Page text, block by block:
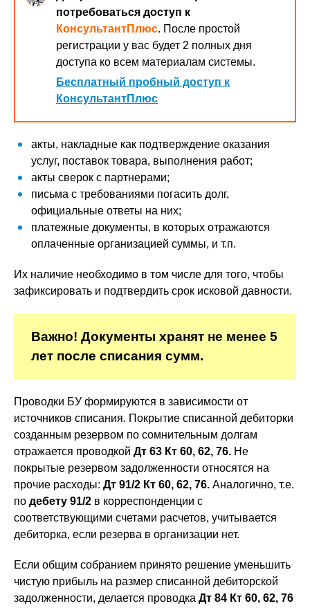
потребоваться доступ к
КонсультантПлюс. После простой
регистрации у вас будет 2 полных дня
доступа ко всем материалам системы.
Бесплатный пробный доступ к
КонсультантПлюс
акты, накладные как подтверждение оказания
услуг, поставок товара, выполнения работ;
акты сверок с партнерами;
письма с требованиями погасить долг,
официальные ответы на них;
платежные документы, в которых отражаются
оплаченные организацией суммы, и т.п.
Их наличие необходимо в том числе для того, чтобы
зафиксировать и подтвердить срок исковой давности.
Важно! Документы хранят не менее 5
лет после списания сумм.
Проводки БУ формируются в зависимости от
источников списания. Покрытие списанной дебиторки
созданным резервом по сомнительным долгам
отражается проводкой Дт 63 Кт 60, 62, 76. Не
покрытые резервом задолженности относятся на
прочие расходы: Дт 91/2 Кт 60, 62, 76. Аналогично, т.е.
по дебету 91/2 в корреспонденции с
соответствующими счетами расчетов, учитывается
дебиторка, если резерва в организации нет.
Если общим собранием принято решение уменьшить
чистую прибыль на размер списанной дебиторской
задолженности, делается проводка Дт 84 Кт 60, 62, 76